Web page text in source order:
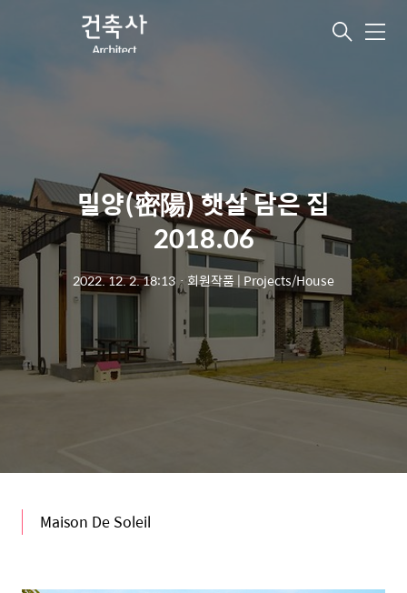
메
밀양(密陽) 햇살 담은 집
2018.06
2022. 12. 2. 18:13ㆍ 회원작품 | Projects/House
Maison De Soleil